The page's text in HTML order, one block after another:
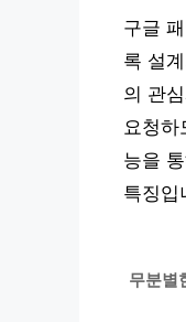
구글
록 설
의 관
요청하
능을
특징입
무분별